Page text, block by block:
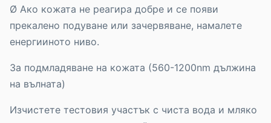
Ø Ако кожата не реагира добре и се появи
прекалено подуване или зачервяване, намалете
енергииното ниво.
За подмладяване на кожата (560-1200nm дължина
на вълната)
Изчистете тестовия участък с чиста вода и мляко